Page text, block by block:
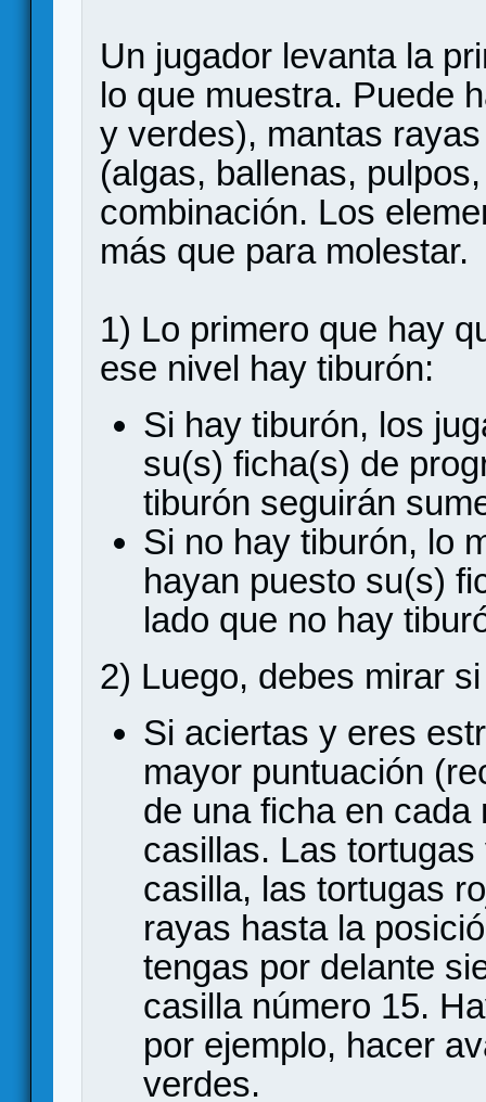
Un jugador levanta la
lo que muestra. Puede
y verdes), mantas
(algas, ballenas,
combinación. Los
más que para molestar.
1) Lo primero que hay
ese nivel hay tiburón:
Si hay tiburón, los
su(s) ficha(s) de
tiburón seguirán
Si no hay tiburón, lo
hayan puesto su(s)
lado que no hay
2) Luego, debes mirar
Si aciertas y eres
mayor puntuación
de una ficha en
casillas. Las
casilla, las tortugas
rayas hasta la
tengas por delante
casilla número 15.
por ejemplo, hacer
verdes.